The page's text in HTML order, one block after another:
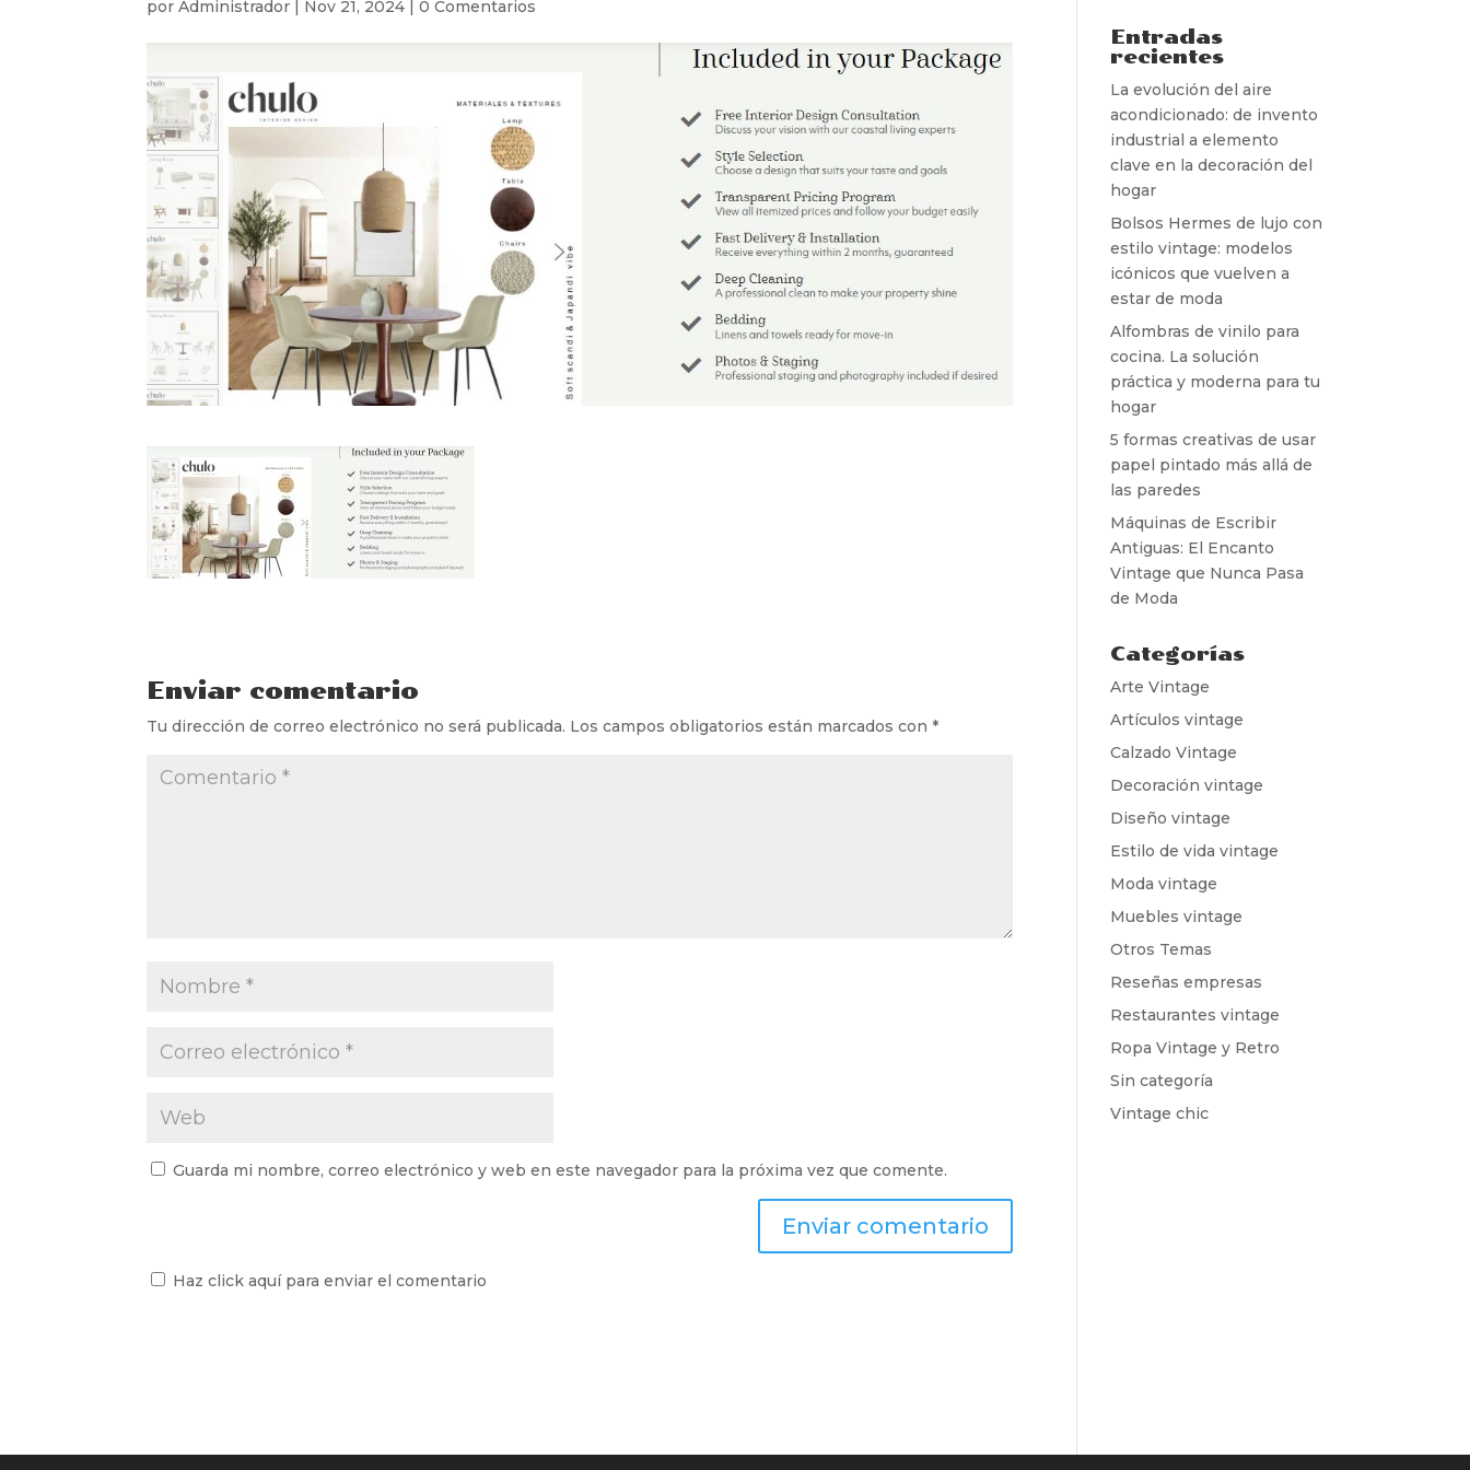
porAdministrador | Nov 21, 2024 |0 Comentarios
Enviar comentario
Tu dirección de correo electrónico no será publicada. Los campos obligatorios están marcados con*
Guarda mi nombre, correo electrónico y web en este navegador para la próxima vez que comente.
Haz click aquí para enviar el comentario
Entradas
recientes
La evolución del aire
acondicionado: de invento
industrial a elemento
clave en la decoración del
hogar
Bolsos Hermes de lujo con
estilo vintage: modelos
icónicos que vuelven a
estar de moda
Alfombras de vinilo para
cocina. La solución
práctica y moderna para tu
hogar
5 formas creativas de usar
papel pintado más allá de
las paredes
Máquinas de Escribir
Antiguas: El Encanto
Vintage que Nunca Pasa
de Moda
Categorías
Arte Vintage
Artículos vintage
Calzado Vintage
Decoración vintage
Diseño vintage
Estilo de vida vintage
Moda vintage
Muebles vintage
Otros Temas
Reseñas empresas
Restaurantes vintage
Ropa Vintage y Retro
Sin categoría
Vintage chic